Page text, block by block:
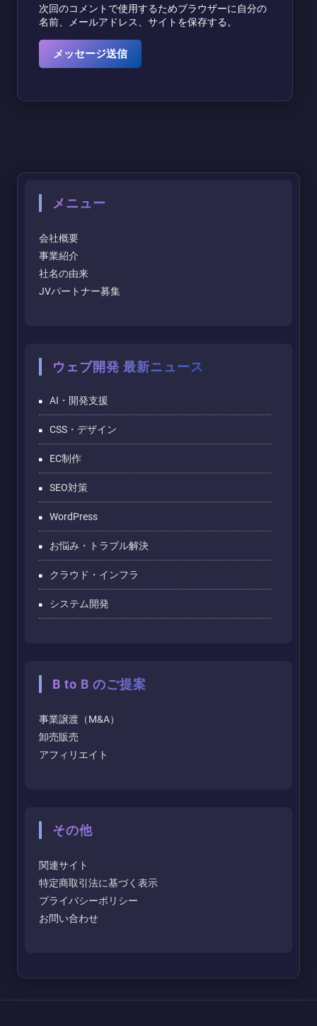
次回のコメントで使用するためブラウザーに自分の
名前、メールアドレス、サイトを保存する。
メニュー
会社概要
事業紹介
社名の由来
JVパートナー募集
ウェブ開発 最新ニュース
AI・開発支援
CSS・デザイン
EC制作
SEO対策
WordPress
お悩み・トラブル解決
クラウド・インフラ
システム開発
B to B のご提案
事業譲渡（M&A）
卸売販売
アフィリエイト
その他
関連サイト
特定商取引法に基づく表示
プライバシーポリシー
お問い合わせ